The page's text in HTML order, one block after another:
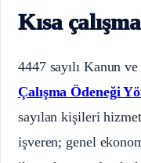
Kısa çalışma
4447 sayılı Kanun ve
Çalışma Ödeneği
sayılan kişileri
işveren; genel